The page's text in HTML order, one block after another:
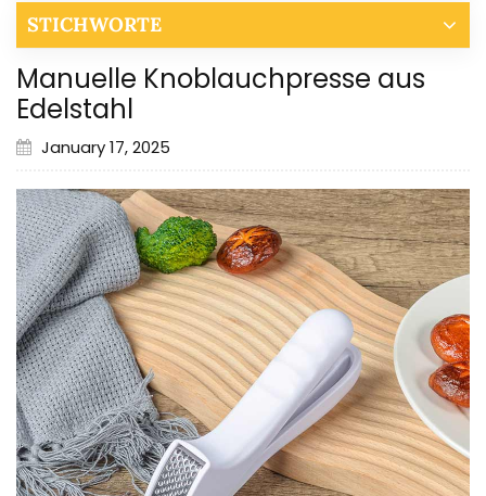
STICHWORTE
Manuelle Knoblauchpresse aus
Edelstahl
January 17, 2025